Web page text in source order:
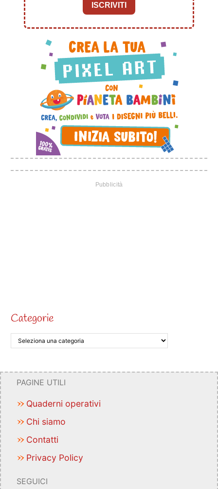
ISCRIVITI
Categorie
PAGINE UTILI
Quaderni operativi
Chi siamo
Contatti
Privacy Policy
SEGUICI